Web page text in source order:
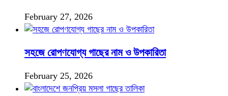
February 27, 2026
সহজে রোপণযোগ্য গাছের নাম ও উপকারিতা
February 25, 2026